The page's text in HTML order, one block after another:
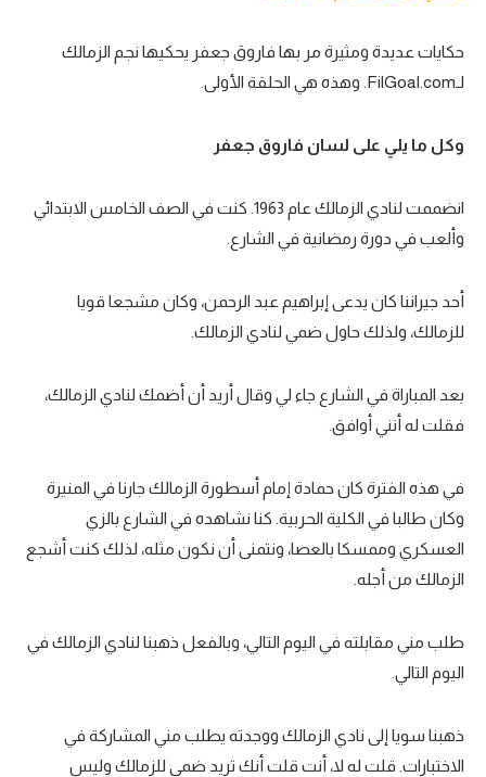
تحقيق في الجول
تحليل في الجول
حكايات عديدة ومثيرة مر بها فاروق جعفر يحكيها نجم الزمالك
لـFilGoal.com. وهذه هي الحلقة الأولى.
وكل ما يلي على لسان فاروق جعفر
انضممت لنادي الزمالك عام 1963. كنت في الصف الخامس الابتدائي
وألعب في دورة رمضانية في الشارع.
أحد جيراننا كان يدعى إبراهيم عبد الرحمن، وكان مشجعا قويا
للزمالك، ولذلك حاول ضمي لنادي الزمالك.
بعد المباراة في الشارع جاء لي وقال أريد أن أضمك لنادي الزمالك،
فقلت له أنني أوافق.
في هذه الفترة كان حمادة إمام أسطورة الزمالك جارنا في المنيرة
وكان طالبا في الكلية الحربية. كنا نشاهده في الشارع بالزي
العسكري وممسكا بالعصا، ونتمنى أن نكون مثله، لذلك كنت أشجع
الزمالك من أجله.
طلب مني مقابلته في اليوم التالي، وبالفعل ذهبنا لنادي الزمالك في
اليوم التالي.
ذهبنا سويا إلى نادي الزمالك ووجدته يطلب مني المشاركة في
الاختبارات. قلت له لا، أنت قلت أنك تريد ضمي للزمالك وليس